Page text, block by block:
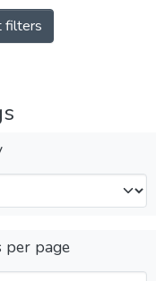
filters
per page